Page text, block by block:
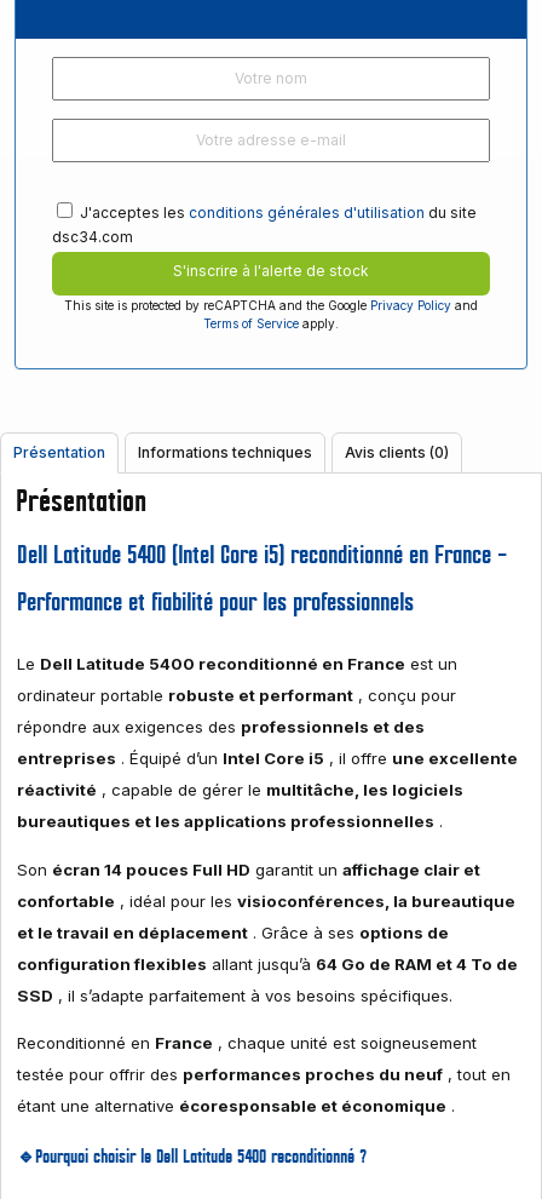
J'acceptes les conditions générales d'utilisation du site
dsc34.com
S'inscrire à l'alerte de stock
This site is protected by reCAPTCHA and the Google Privacy Policy and
Terms of Service apply.
Présentation Informations techniques Avis clients (0)
Présentation
Dell Latitude 5400 (Intel Core i5) reconditionné en France –
Performance et fiabilité pour les professionnels
Le Dell Latitude 5400 reconditionné en France est un
ordinateur portable robuste et performant , conçu pour
répondre aux exigences des professionnels et des
entreprises . Équipé d’un Intel Core i5 , il offre une excellente
réactivité , capable de gérer le multitâche, les logiciels
bureautiques et les applications professionnelles .
Son écran 14 pouces Full HD garantit unaffichage clair et
confortable , idéal pour lesvisioconférences, la bureautique
et le travail en déplacement . Grâce à ses options de
configuration flexibles allant jusqu’à 64 Go de RAM et 4 To de
SSD , il s’adapte parfaitement à vos besoins spécifiques.
Reconditionné en France , chaque unité est soigneusement
testée pour offrir des performances proches du neuf , tout en
étant une alternative écoresponsable et économique .
🔹Pourquoi choisir le Dell Latitude 5400 reconditionné ?